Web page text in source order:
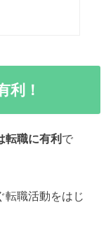
利！
転職に有利 で
転職活動をはじ